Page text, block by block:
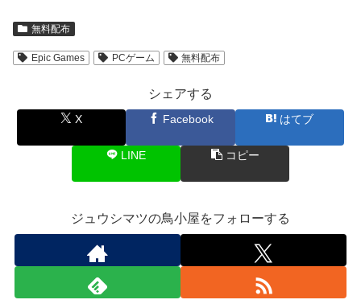
無料配布
Epic Games PCゲーム 無料配布
シェアする
X Facebook はてブ
LINE コピー
ジュウシマツの鳥小屋をフォローする